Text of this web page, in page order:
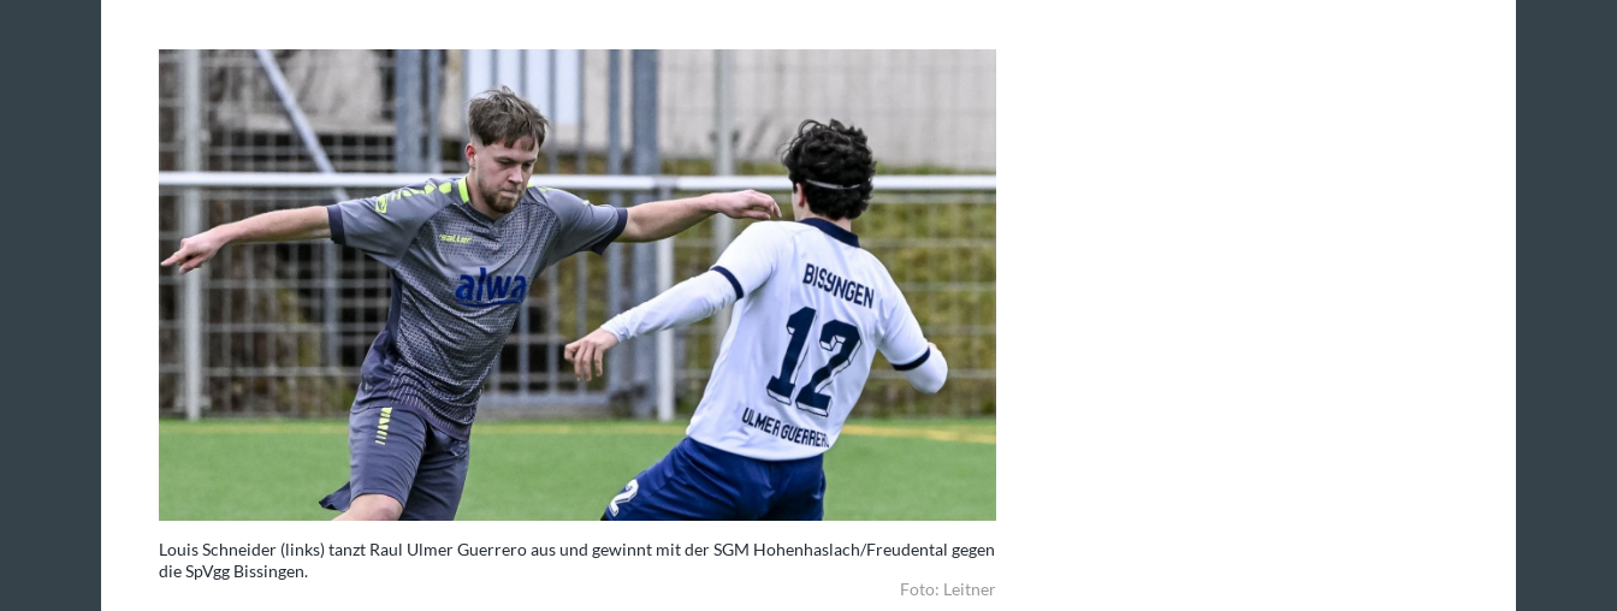
Louis Schneider (links) tanzt Raul Ulmer Guerrero aus und gewinnt mit der SGM Hohenhaslach/Freudental gegen
die SpVgg Bissingen.
Foto: Leitner